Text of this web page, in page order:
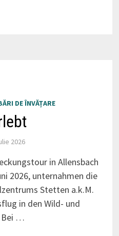
DE ÎNVĂȚARE
2026
in Allensbach
2026, unternahmen die
Stetten a.k.M.
in den Wild- und
Bei …